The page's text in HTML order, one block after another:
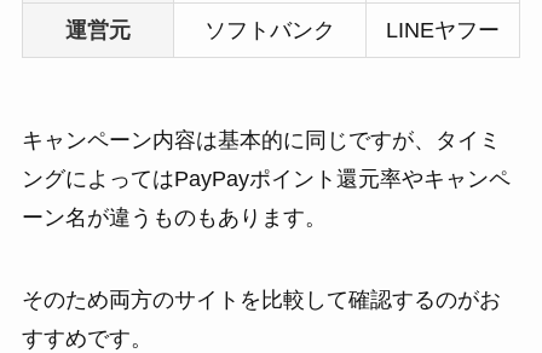
運営元 ソフトバンク LINEヤフー
キャンペーン内容は基本的に同じですが、タイミ
ングによってはPayPayポイント還元率やキャンペ
ーン名が違うものもあります。
そのため両方のサイトを比較して確認するのがお
すすめです。